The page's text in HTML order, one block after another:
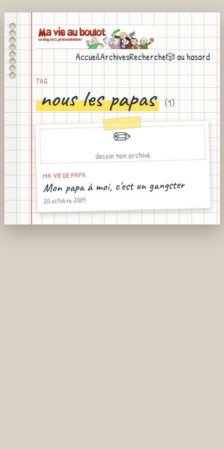
AccueilArchivesRecherche🎲 au hasard
TAG
nous les papas (1)
✏️
dessin non archivé
MA VIE DE PAPA
Mon papa à moi, c'est un gangster
20 octobre 2009